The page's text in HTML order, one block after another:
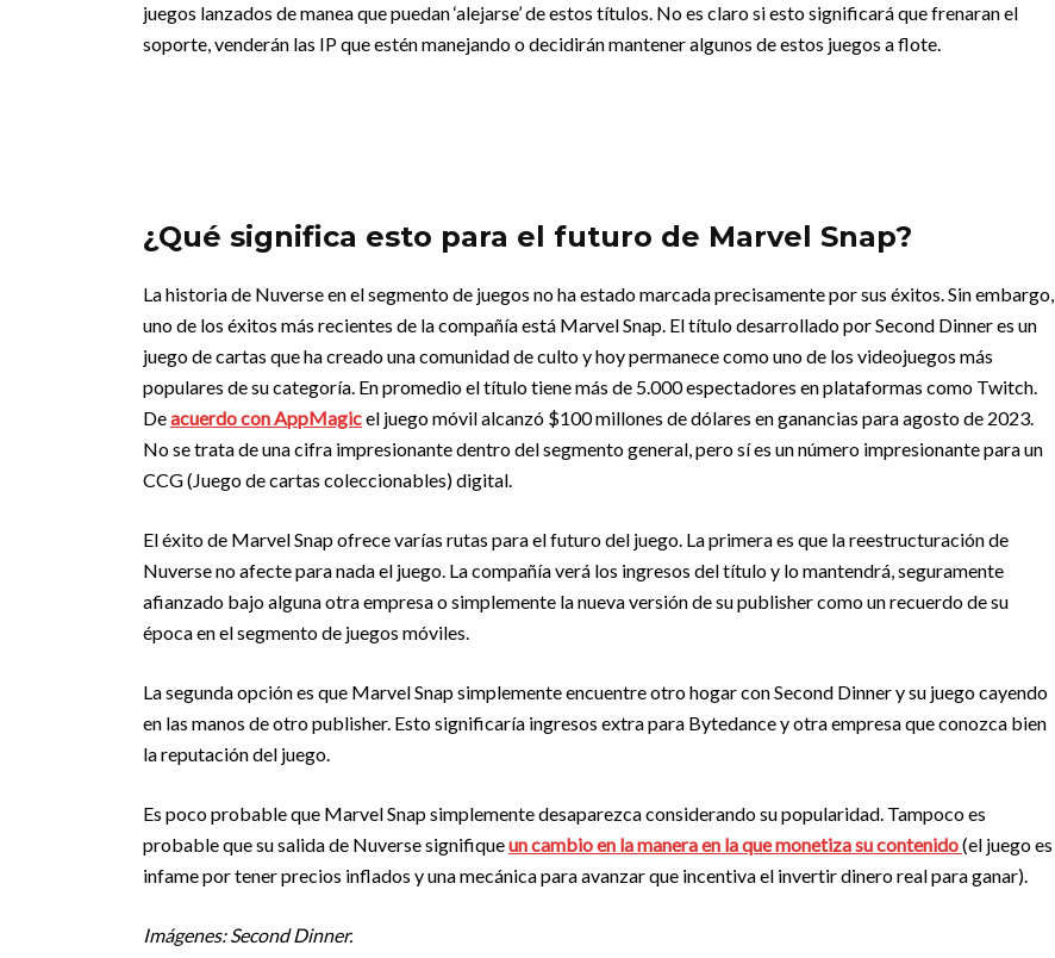
juegos lanzados de manea que puedan ‘alejarse’ de estos títulos. No es claro si esto significará que frenaran el
soporte, venderán las IP que estén manejando o decidirán mantener algunos de estos juegos a flote.
¿Qué significa esto para el futuro de Marvel Snap?
La historia de Nuverse en el segmento de juegos no ha estado marcada precisamente por sus éxitos. Sin embargo,
uno de los éxitos más recientes de la compañía está Marvel Snap. El título desarrollado por Second Dinner es un
juego de cartas que ha creado una comunidad de culto y hoy permanece como uno de los videojuegos más
populares de su categoría. En promedio el título tiene más de 5.000 espectadores en plataformas como Twitch.
Deacuerdo con AppMagicel juego móvil alcanzó $100 millones de dólares en ganancias para agosto de 2023.
No se trata de una cifra impresionante dentro del segmento general, pero sí es un número impresionante para un
CCG (Juego de cartas coleccionables) digital.
El éxito de Marvel Snap ofrece varías rutas para el futuro del juego. La primera es que la reestructuración de
Nuverse no afecte para nada el juego. La compañía verá los ingresos del título y lo mantendrá, seguramente
afianzado bajo alguna otra empresa o simplemente la nueva versión de su publisher como un recuerdo de su
época en el segmento de juegos móviles.
La segunda opción es que Marvel Snap simplemente encuentre otro hogar con Second Dinner y su juego cayendo
en las manos de otro publisher. Esto significaría ingresos extra para Bytedance y otra empresa que conozca bien
la reputación del juego.
Es poco probable que Marvel Snap simplemente desaparezca considerando su popularidad. Tampoco es
probable que su salida de Nuverse signifiqueun cambio en la manera en la que monetiza su contenido(el juego es
infame por tener precios inflados y una mecánica para avanzar que incentiva el invertir dinero real para ganar).
Imágenes: Second Dinner.